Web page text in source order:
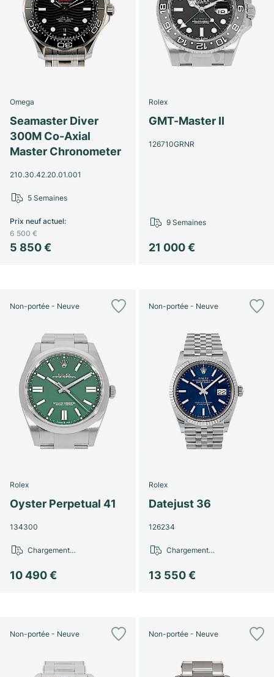
Omega
Seamaster Diver
300M Co-Axial
Master Chronometer
210.30.42.20.01.001
5 850 €
Prix neuf actuel:
6 500 €
5 Semaines
Rolex
GMT-Master II
126710GRNR
21 000 €
9 Semaines
Non-portée - Neuve
Rolex
Oyster Perpetual 41
134300
10 490 €
Chargement…
Non-portée - Neuve
Rolex
Datejust 36
126234
13 550 €
Chargement…
Non-portée - Neuve Non-portée - Neuve